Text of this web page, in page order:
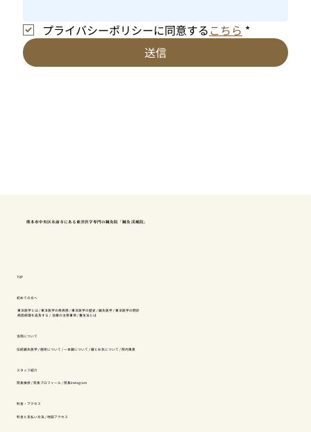
プライバシーポリシーに同意するこちら *
送信
熊本市中央区水前寺にある東洋医学専門の鍼灸院「鍼灸 渓風院」
TOP
初めての方へ
東洋医学とは/東洋医学の疾病感/東洋医学の歴史/鍼灸医学/東洋医学の問診
病因病理を追及する / 治療の注意事項/養生法とは
当院について
伝統鍼灸医学/施術について /一本鍼について /鍼とお灸について /院内風景
スタッフ紹介
院長挨拶/ 院長プロフィール/ 院長instagram
料金・アクセス
料金と支払い方法/地図アクセス